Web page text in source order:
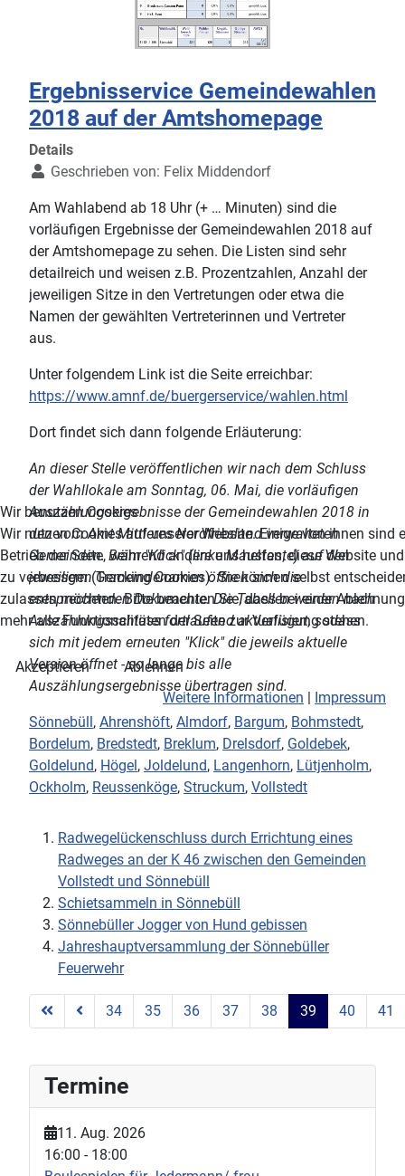
Ergebnisservice Gemeindewahlen
2018 auf der Amtshomepage
Details
Geschrieben von: Felix Middendorf
Am Wahlabend ab 18 Uhr (+ … Minuten) sind die
vorläufigen Ergebnisse der Gemeindewahlen 2018 auf
der Amtshomepage zu sehen. Die Listen sind sehr
detailreich und weisen z.B. Prozentzahlen, Anzahl der
jeweiligen Sitze in den Vertretungen oder etwa die
Namen der gewählten Vertreterinnen und Vertreter
aus.
Unter folgendem Link ist die Seite erreichbar:
https://www.amnf.de/buergerservice/wahlen.html
Dort findet sich dann folgende Erläuterung:
An dieser Stelle veröffentlichen wir nach dem Schluss
der Wahllokale am Sonntag, 06. Mai, die vorläufigen
Auszählungsergebnisse der Gemeindewahlen 2018 in
den vom Amt Mittleres Nordfriesland verwalteten
Gemeinden.Beim "Klick" (linke Maustaste) auf den
jeweiligen Gemeindenamen öffnen sich die
entsprechenden Dokumente. Die Tabellen werden nach
Auszählungsschluss fortlaufend aktualisiert, sodass
sich mit jedem erneuten "Klick" die jeweils aktuelle
Version öffnet - so lange bis alle
Auszählungsergebnisse übertragen sind.
Sönnebüll, Ahrenshöft, Almdorf, Bargum, Bohmstedt,
Bordelum, Bredstedt, Breklum, Drelsdorf, Goldebek,
Goldelund, Högel, Joldelund, Langenhorn, Lütjenholm,
Ockholm, Reussenköge, Struckum, Vollstedt
Radwegelückenschluss durch Errichtung eines
Radweges an der K 46 zwischen den Gemeinden
Vollstedt und Sönnebüll
Schietsammeln in Sönnebüll
Sönnebüller Jogger von Hund gebissen
Jahreshauptversammlung der Sönnebüller
Feuerwehr
Seite 39 von 45
34 35 36 37 38 39 40 41
Termine
11. Aug. 2026
16:00 - 18:00
Wir benutzen Cookies
Wir nutzen Cookies auf unserer Website. Einige von ihnen sind
Betrieb der Seite, während andere uns helfen, diese Website
zu verbessern (Tracking Cookies). Sie können selbst
zulassen möchten. Bitte beachten Sie, dass bei einer
mehr alle Funktionalitäten der Seite zur Verfügung stehen.
Akzeptieren
Ablehnen
Weitere Informationen | Impressum